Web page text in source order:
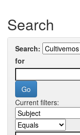
Search
Search:
for
Current filters: